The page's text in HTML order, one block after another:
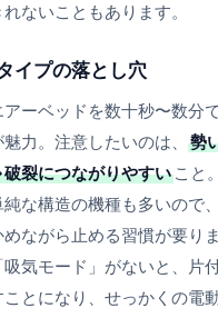
ないこともあります。
イプの落とし穴
ーベッドを数十秒〜数分
力。注意したいのは、
勢
裂につながりやすい こと
な構造の機種も多いので
ながら止める習慣が要り
気モード」がないと、片
ことになり、せっかくの電